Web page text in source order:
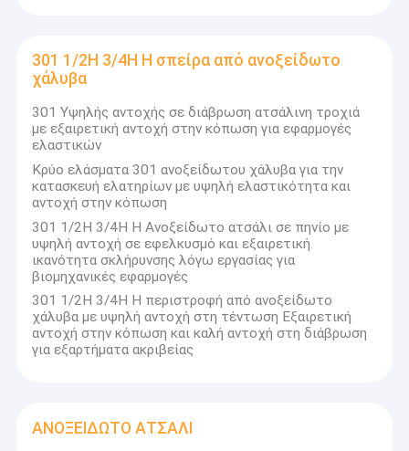
Επισκέψεις στο εργοστάσιο
Επικοινωνήστε μαζί μας
Ειδήσεις
Επίπεδο φύλλο από ανοξείδωτο χάλυβα
τετραγωνικός σωλήνας ανοξείδωτου
Σωλήνας από ανοξείδωτο χάλυβα
301 1/2H 3/4H H σπείρα από ανοξείδωτο
χάλυβα
301 Υψηλής αντοχής σε διάβρωση ατσάλινη τροχιά
με εξαιρετική αντοχή στην κόπωση για εφαρμογές
ελαστικών
Κρύο ελάσματα 301 ανοξείδωτου χάλυβα για την
κατασκευή ελατηρίων με υψηλή ελαστικότητα και
αντοχή στην κόπωση
301 1/2H 3/4H H Ανοξείδωτο ατσάλι σε πηνίο με
υψηλή αντοχή σε εφελκυσμό και εξαιρετική
ικανότητα σκλήρυνσης λόγω εργασίας για
βιομηχανικές εφαρμογές
301 1/2H 3/4H H περιστροφή από ανοξείδωτο
χάλυβα με υψηλή αντοχή στη τέντωση Εξαιρετική
αντοχή στην κόπωση και καλή αντοχή στη διάβρωση
για εξαρτήματα ακριβείας
ΑΝΟΞΕΙΔΩΤΟ ΑΤΣΑΛΙ
Ειδικές προδιαγραφές, προϊόντα υψηλής ακρίβειας, όπως
χάλυβας πριόνου, χάλυβας χειροποίητου σχίσματος, χάλυβας
Η εταιρεία έχει την ιδιότητά της να αναπτύσσει και να
αναπτύσσει νέες τεχνολογίες και τεχνολογίες.
εργοστάσιο, το οποίο παρέχει ολοκληρωμένη υπηρεσία κοπής,
σχηματισμού και επεξεργασίας επιφάνειας προϊόντων από
ανοξείδωτο χάλυβα.
Τα προϊόντα μας περιλαμβάνουν τις σειρές 200/300/400 και
τις διπλές κοίλες από ανοξείδωτο χάλυβα, τις εισαγόμενες
κορυφαίες κοίλες με βάση το νικέλιο, όπως
Οι εν λόγω εταιρείες είναι οι εταιρείες που διαθέτουν την
παρακάτω σειρά προϊόντων:
100Η εταιρεία έχει την έδρα της στο Shanxi και έχει γραφεία
στο Wuxi, το μεγαλύτερο εργοστάσιο ανοξείδωτου χάλυβα
Οι αποστολές είναι διαθέσιμες ανά πάσα στιγμή σε μεγάλα
λιμάνια όπως η Σαγκάη, το Τιάντζιν και το Νίνγκμπο.
Εργαλεία οικιακής χρήσης, πετροχημικά προϊόντα, ναυπηγεία,